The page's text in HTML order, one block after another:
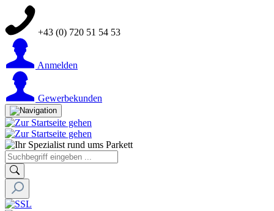
+43 (0) 720 51 54 53
Anmelden
Gewerbekunden